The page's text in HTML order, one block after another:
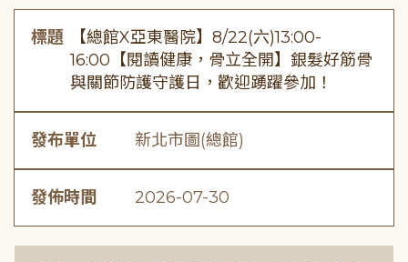
標題
【總館X亞東醫院】8/22(六)13:00-
16:00【閱讀健康，骨立全開】銀髮好筋骨
與關節防護守護日，歡迎踴躍參加！
發布單位 新北市圖(總館)
發佈時間 2026-07-30